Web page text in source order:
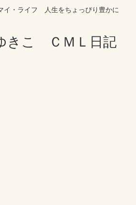
イ・ライフ 人生をちょっぴり豊かに
きこ ＣＭＬ日記